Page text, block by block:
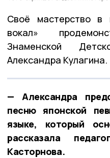
Своё мастерство в
вокал»
Знаменской
Александра Кулагина.
— Александра
песню японской
языке, который
рассказала
Касторнова.